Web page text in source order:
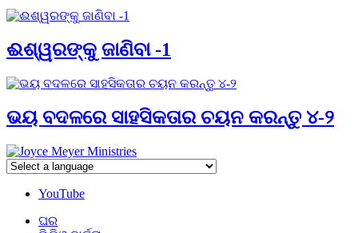
ଈଶ୍ୱରଙ୍କୁ ଜାଣିବା -1
ଭୟ ବଦଳରେ ସାହସିକତାର ଚୟନ କରନ୍ତୁ ୪-୨
YouTube
ଘର